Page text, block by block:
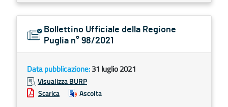
Bollettino Ufficiale della Regione
Puglia n° 98/2021
Data pubblicazione:31 luglio 2021
Visualizza BURP
Scarica
Ascolta